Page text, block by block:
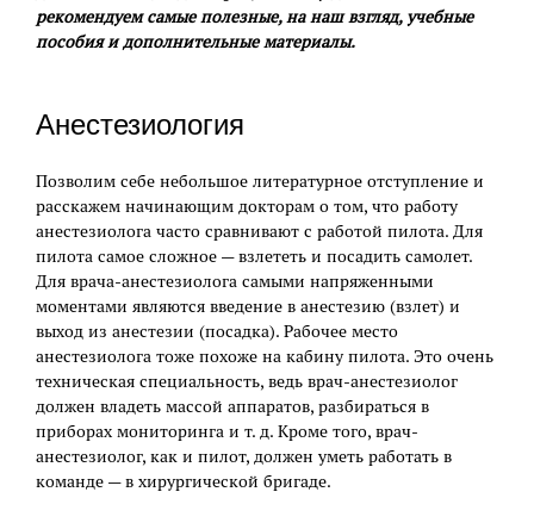
рекомендуем самые полезные, на наш взгляд, учебные
пособия и дополнительные материалы.
Анестезиология
Позволим себе небольшое литературное отступление и
расскажем начинающим докторам о том, что работу
анестезиолога часто сравнивают с работой пилота. Для
пилота самое сложное — взлететь и посадить самолет.
Для врача-анестезиолога самыми напряженными
моментами являются введение в анестезию (взлет) и
выход из анестезии (посадка). Рабочее место
анестезиолога тоже похоже на кабину пилота. Это очень
техническая специальность, ведь врач-анестезиолог
должен владеть массой аппаратов, разбираться в
приборах мониторинга и т. д. Кроме того, врач-
анестезиолог, как и пилот, должен уметь работать в
команде — в хирургической бригаде.